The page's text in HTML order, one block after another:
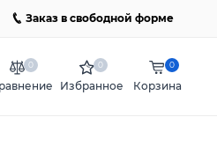
Заказ в свободной форме
0
Избранное
0
Корзина
0